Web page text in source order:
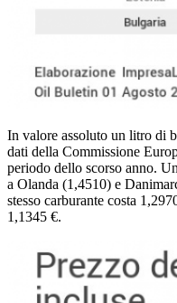
In valore assoluto un litro di
dati della Commissione
periodo dello scorso anno.
a Olanda (1,4510) e
stesso carburante costa
1,1345 €.